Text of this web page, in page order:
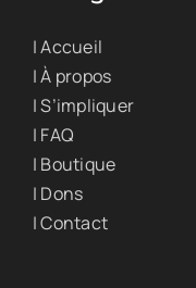
| Accueil
| À propos
| S’impliquer
| FAQ
| Boutique
| Dons
| Contact